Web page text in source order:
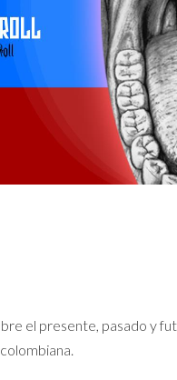
el presente, pasado y